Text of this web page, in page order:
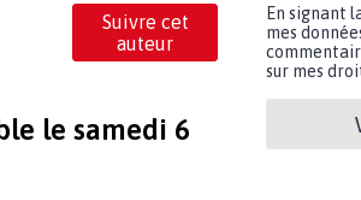
Suivre cet
auteur
le samedi 6
En signant
mes
sur mes